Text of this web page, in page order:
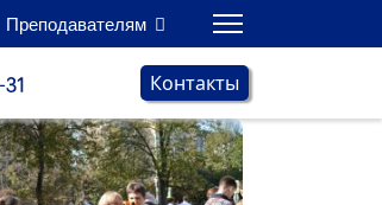
Преподавателям
Контакты